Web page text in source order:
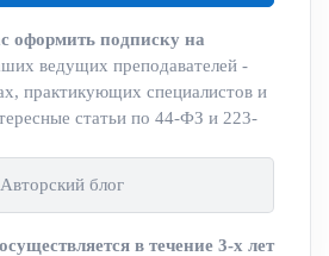
оформить подписку на
ведущих преподавателей -
практикующих специалистов и
статьи по 44-ФЗ и 223-
Авторский блог
в течение 3-х лет